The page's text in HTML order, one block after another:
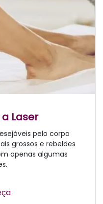
Laser
pelo corpo
grossos e rebeldes
apenas algumas